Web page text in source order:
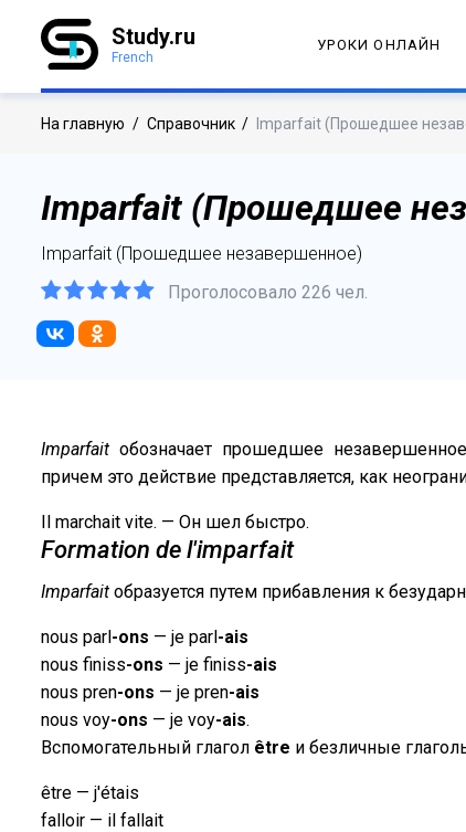
Study.ru
French
УРОКИ ОНЛАЙН
На главную / Справочник / Imparfait (Прошедшее
Imparfait (Прошедшее
Imparfait (Прошедшее незавершенное)
Проголосовало 226 чел.
Imparfait обозначает прошедшее
причем это действие представляется, как
Il marchait vite. — Он шел быстро.
Formation de l'imparfait
Imparfait образуется путем прибавления к
nous parl-ons — je parl-ais
nous finiss-ons — je finiss-ais
nous pren-ons — je pren-ais
nous voy-ons — je voy-ais.
Вспомогательный глагол être и безличные
être — j'étais
falloir — il fallait